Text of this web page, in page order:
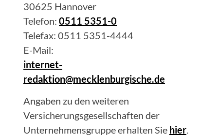
30625 Hannover
Telefon: 0511 5351-0
Telefax: 0511 5351-4444
E-Mail:
internet-
redaktion@mecklenburgische.de
Angaben zu den weiteren
Versicherungsgesellschaften der
Unternehmensgruppe erhalten Sie hier.